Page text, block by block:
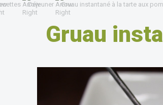
Déjeuner Gruau instantané à la tarte aux
Gruau